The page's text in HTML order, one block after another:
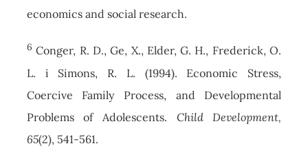
economics and social research.
6 Conger, R. D., Ge, X., Elder, G. H., Frederick, O.
L. i Simons, R. L. (1994). Economic Stress,
Coercive Family Process, and Developmental
Problems of Adolescents. Child Development,
65(2), 541-561.